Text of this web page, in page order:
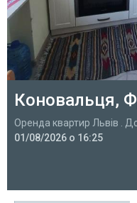
Коновальця,
Оренда квартир Львів .
01/08/2026 о 16:25